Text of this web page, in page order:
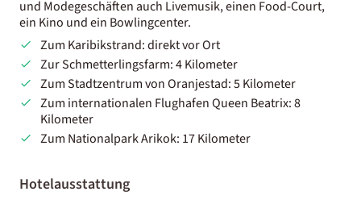
und Modegeschäften auch Livemusik, einen Food-Court,
ein Kino und ein Bowlingcenter.
Zum Karibikstrand: direkt vor Ort
Zur Schmetterlingsfarm: 4 Kilometer
Zum Stadtzentrum von Oranjestad: 5 Kilometer
Zum internationalen Flughafen Queen Beatrix: 8
Kilometer
Zum Nationalpark Arikok: 17 Kilometer
Hotelausstattung